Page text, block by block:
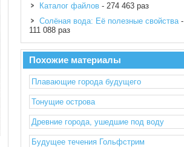
Каталог файлов - 274 463 раз
Солёная вода: Её полезные свойства-
111 088 раз
Похожие материалы
Плавающие города будущего
Тонущие острова
Древние города, ушедшие под воду
Будущее течения Гольфстрим